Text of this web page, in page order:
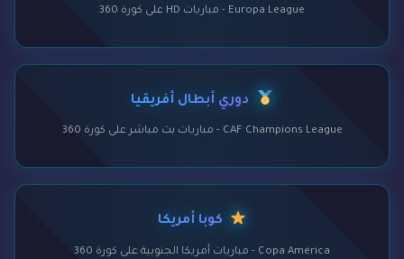
Europa League - مباريات HD على كورة 360
دوري أبطال أفريقيا
CAF Champions League - مباريات بث مباشر على كورة 360
كوبا أمريكا
Copa América - مباريات أمريكا الجنوبية على كورة 360